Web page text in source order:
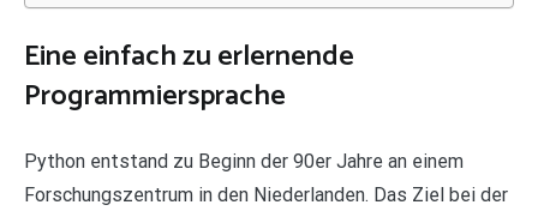
Eine einfach zu erlernende
Programmiersprache
Python entstand zu Beginn der 90er Jahre an einem
Forschungszentrum in den Niederlanden. Das Ziel bei der